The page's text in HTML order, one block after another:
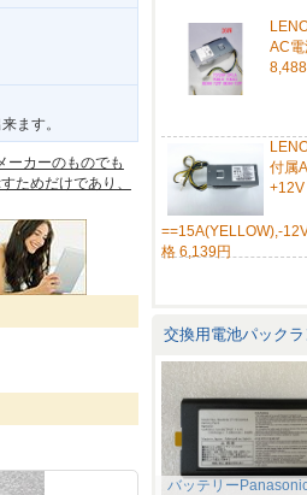
ます。
ーカーのものでも
ためだけであり、
AC
付属
+12V
==15A(YELLOW),-
格 6,139円
交換用電池パックラ
バッテリー